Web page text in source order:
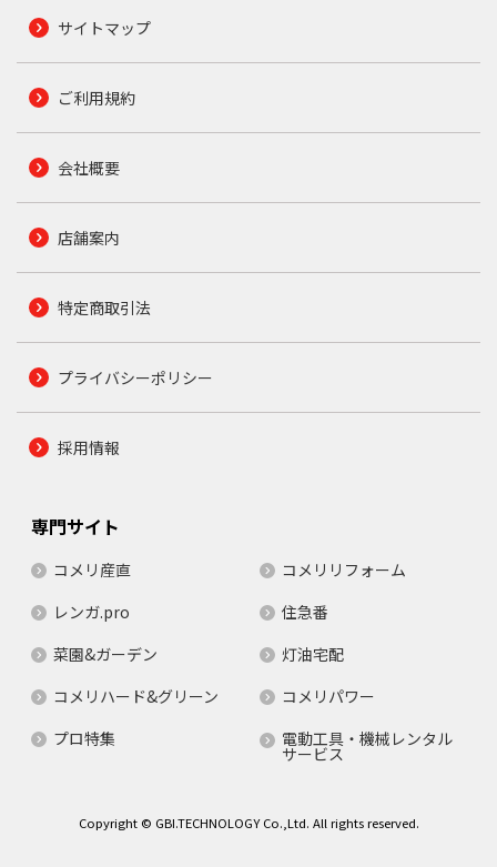
サイトマップ
ご利用規約
会社概要
店舗案内
特定商取引法
プライバシーポリシー
採用情報
専門サイト
コメリ産直
コメリリフォーム
レンガ.pro
住急番
菜園&ガーデン
灯油宅配
コメリハード&グリーン
コメリパワー
プロ特集
電動工具・機械レンタル
サービス
Copyright © GBI.TECHNOLOGY Co.,Ltd. All rights reserved.